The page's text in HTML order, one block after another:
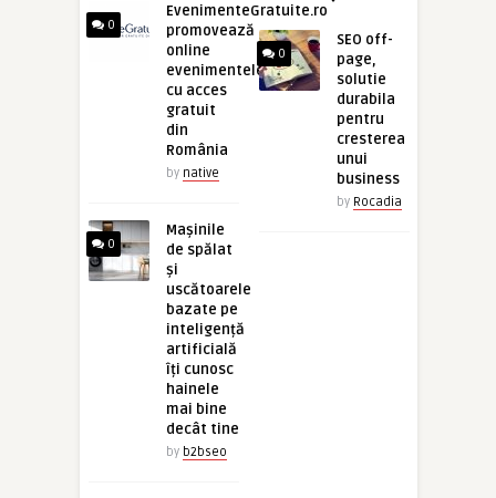
0
EvenimenteGratuite.ro
promovează
online
evenimentele
cu acces
gratuit
din
România
by native
0
Mașinile
de spălat
și
uscătoarele
bazate pe
inteligență
artificială
îți cunosc
hainele
mai bine
decât tine
by b2bseo
0
SEO off-
page,
solutie
durabila
pentru
cresterea
unui
business
by Rocadia